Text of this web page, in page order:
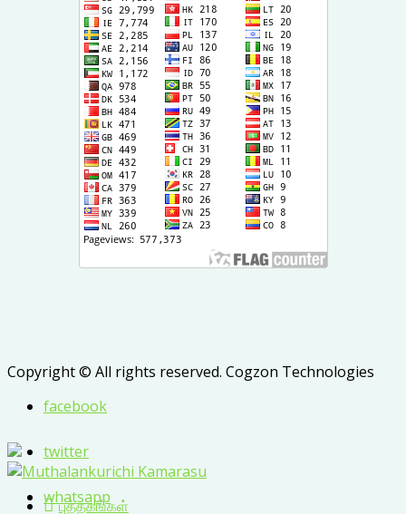
Copyright © All rights reserved. Cogzon Technologies
facebook
twitter
whatsapp
புத்தகங்கள்